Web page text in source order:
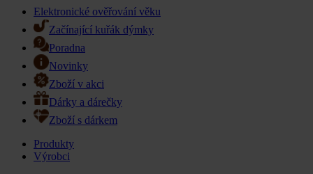
Elektronické ověřování věku
Začínající kuřák dýmky
Poradna
Novinky
Zboží v akci
Dárky a dárečky
Zboží s dárkem
Produkty
Výrobci